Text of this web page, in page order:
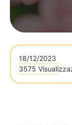
18/12/2023
3575